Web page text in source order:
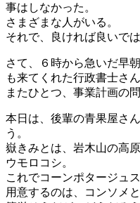
事はしなかった。
さまざまな人がいる。
それで、良ければ良いでは
さて、６時から急いだ早
も来てくれた行政書士さ
またひとつ、事業計画の
本日は、後輩の青果屋さ
う。
嶽きみとは、岩木山の高
ウモロコシ。
これでコーンポタージュ
用意するのは、コンソメ